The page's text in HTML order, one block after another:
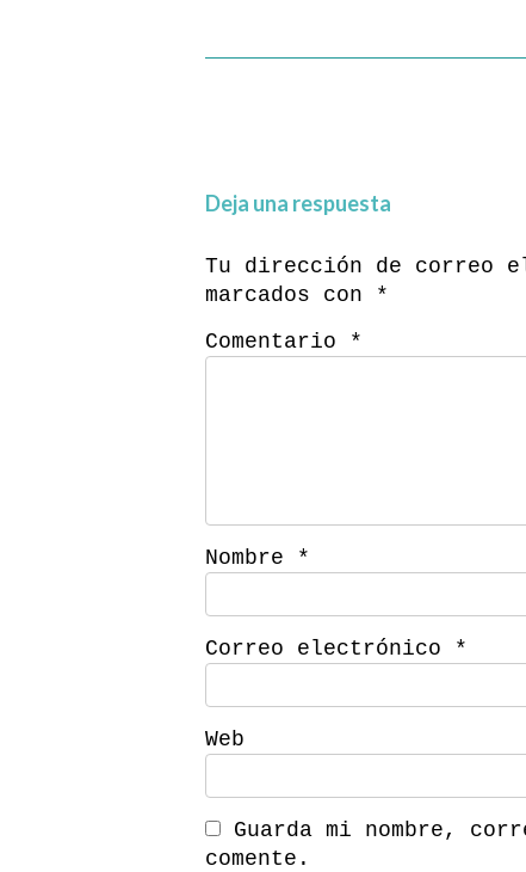
Deja una respuesta
Tu dirección de correo
marcados con *
Comentario *
Nombre *
Correo electrónico *
Web
Guarda mi nombre,
comente.